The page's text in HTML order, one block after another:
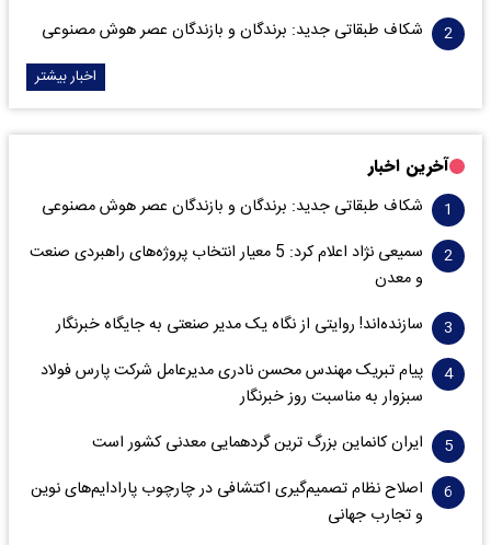
شکاف طبقاتی جدید: برندگان و بازندگان عصر هوش مصنوعی
اخبار بیشتر
آخرین اخبار
شکاف طبقاتی جدید: برندگان و بازندگان عصر هوش مصنوعی
سمیعی‌ نژاد اعلام کرد: 5 معیار انتخاب پروژه‌های راهبردی صنعت
و معدن
سازنده‌اند! روایتی از نگاه یک مدیر صنعتی به جایگاه خبرنگار
پیام تبریک مهندس محسن نادری مدیرعامل شرکت پارس فولاد
سبزوار به مناسبت روز خبرنگار
ایران کانماین بزرگ ترین گردهمایی معدنی کشور است
اصلاح نظام تصمیم‌گیری اکتشافی در چارچوب پارادایم‌های نوین
و تجارب جهانی